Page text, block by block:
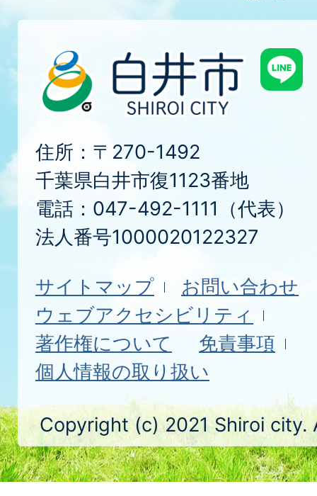
住所：〒270-1492
千葉県白井市復1123番地
電話：047-492-1111（代表）
法人番号1000020122327
サイトマップ
お問い合わせ
ウェブアクセシビリティ
著作権について
免責事項
個人情報の取り扱い
Copyright (c) 2021 Shiroi city.